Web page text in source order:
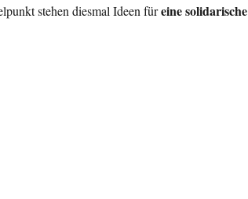
stehen diesmal Ideen füreine solidarische